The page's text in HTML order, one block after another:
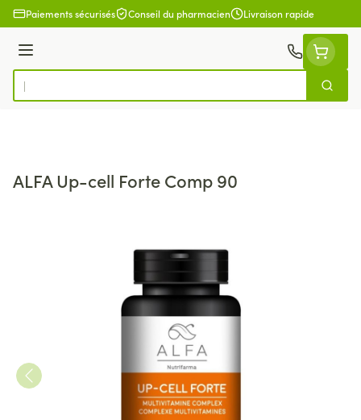
Aller au contenu
Paiements sécurisés Conseil du pharmacien Livraison rapide
Menu
Rechercher
ALFA Up-cell Forte Comp 90